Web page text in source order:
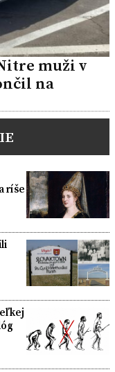
muži v
na
ríše